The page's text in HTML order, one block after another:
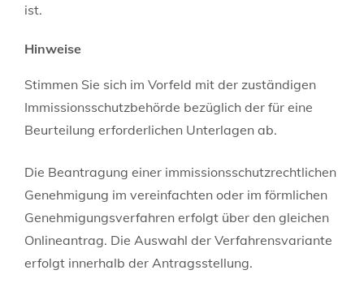
ist.
Hinweise
Stimmen Sie sich im Vorfeld mit der zuständigen
Immissionsschutzbehörde bezüglich der für eine
Beurteilung erforderlichen Unterlagen ab.
Die Beantragung einer immissionsschutzrechtlichen
Genehmigung im vereinfachten oder im förmlichen
Genehmigungsverfahren erfolgt über den gleichen
Onlineantrag. Die Auswahl der Verfahrensvariante
erfolgt innerhalb der Antragsstellung.